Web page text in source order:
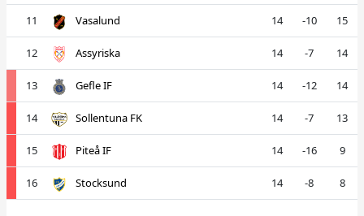
11 Vasalund 14 -10 15
12 Assyriska 14 -7 14
13 Gefle IF 14 -12 14
14 Sollentuna FK 14 -7 13
15 Piteå IF 14 -16 9
16 Stocksund 14 -8 8